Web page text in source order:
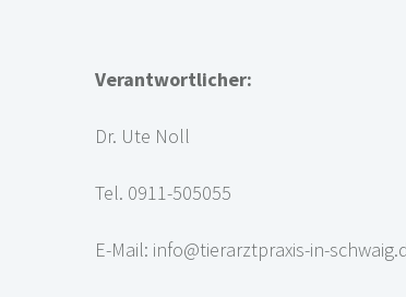
Verantwortlicher:
Dr. Ute Noll
Tel. 0911-505055
E-Mail: info@tierarztpraxis-in-